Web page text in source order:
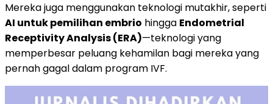
Mereka juga menggunakan teknologi mutakhir, seperti
AI untuk pemilihan embrio hingga Endometrial
Receptivity Analysis (ERA)—teknologi yang
memperbesar peluang kehamilan bagi mereka yang
pernah gagal dalam program IVF.